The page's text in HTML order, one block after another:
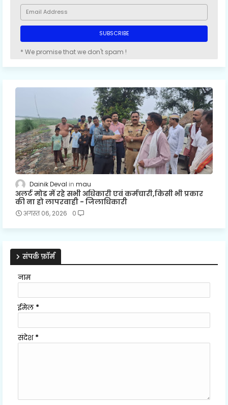
* We promise that we don't spam !
Dainik Deval mau
अलर्ट मोड में रहे सभी अधिकारी एवं कर्मचारी,किसी भी प्रकार
की ना हो लापरवाही - जिलाधिकारी
अगस्त 06, 2026 0
संपर्क फ़ॉर्म
नाम
ईमेल *
संदेश *